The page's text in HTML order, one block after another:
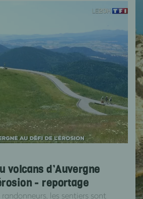
volcans d’Auvergne
- reportage
les sentiers sont